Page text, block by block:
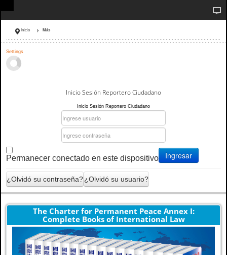
Inicio Más
Settings
Inicio Sesión Reportero Ciudadano
Inicio Sesión Reportero Ciudadano
Permanecer conectado en este dispositivo Ingresar
¿Olvidó su contraseña?¿Olvidó su usuario?
The Charter for Permanent Peace Annex I:
Complete Books of International Law